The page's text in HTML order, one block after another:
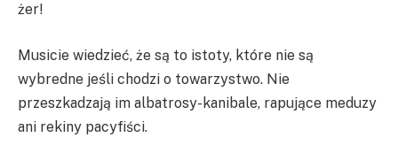
żer!
Musicie wiedzieć, że są to istoty, które nie są
wybredne jeśli chodzi o towarzystwo. Nie
przeszkadzają im albatrosy-kanibale, rapujące meduzy
ani rekiny pacyfiści.